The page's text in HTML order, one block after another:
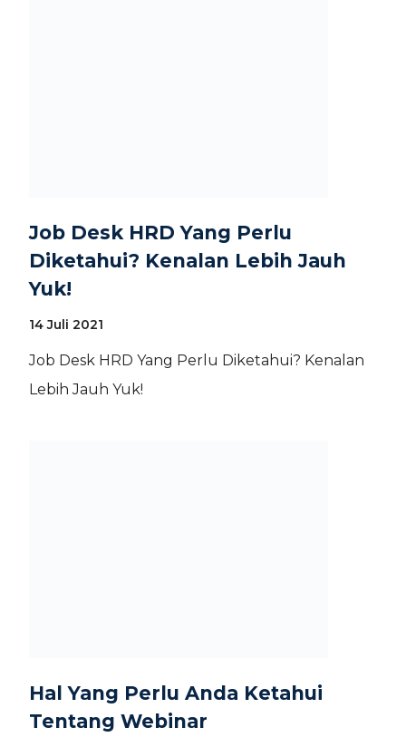
Job Desk HRD Yang Perlu
Diketahui? Kenalan Lebih Jauh
Yuk!
14 Juli 2021
Job Desk HRD Yang Perlu Diketahui? Kenalan
Lebih Jauh Yuk!
Hal Yang Perlu Anda Ketahui
Tentang Webinar